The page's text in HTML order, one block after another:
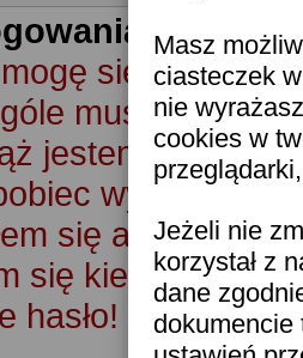
Masz
ciasteczek
nie
cookies w
Jeżeli nie
korzystał z
dane
dokumencie
i
się
muszę się
jestem
się ale nie
się kiedyś ale
hasło!